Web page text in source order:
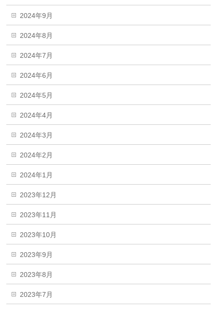
2024年9月
2024年8月
2024年7月
2024年6月
2024年5月
2024年4月
2024年3月
2024年2月
2024年1月
2023年12月
2023年11月
2023年10月
2023年9月
2023年8月
2023年7月